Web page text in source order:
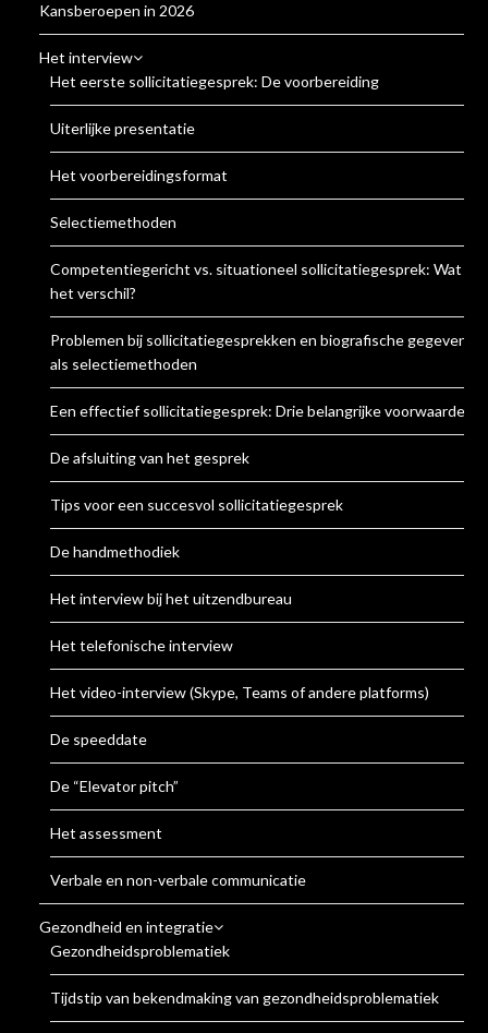
Kansberoepen in 2026
Het interview
Het eerste sollicitatiegesprek: De voorbereiding
Uiterlijke presentatie
Het voorbereidingsformat
Selectiemethoden
Competentiegericht vs. situationeel sollicitatiegesprek: Wat is
het verschil?
Problemen bij sollicitatiegesprekken en biografische gegevens
als selectiemethoden
Een effectief sollicitatiegesprek: Drie belangrijke voorwaarden
De afsluiting van het gesprek
Tips voor een succesvol sollicitatiegesprek
De handmethodiek
Het interview bij het uitzendbureau
Het telefonische interview
Het video-interview (Skype, Teams of andere platforms)
De speeddate
De “Elevator pitch”
Het assessment
Verbale en non-verbale communicatie
Gezondheid en integratie
Gezondheidsproblematiek
Tijdstip van bekendmaking van gezondheidsproblematiek